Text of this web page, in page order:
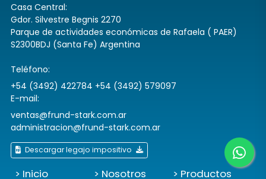
Casa Central:
Gdor. Silvestre Begnis 2270
Parque de actividades económicas de Rafaela ( PAER)
S2300BDJ (Santa Fe) Argentina
Teléfono:
+54 (3492) 422784 +54 (3492) 579097
E-mail:
ventas@frund-stark.com.ar
administracion@frund-stark.com.ar
Descargar legajo impositivo
> Inicio > Nosotros > Productos